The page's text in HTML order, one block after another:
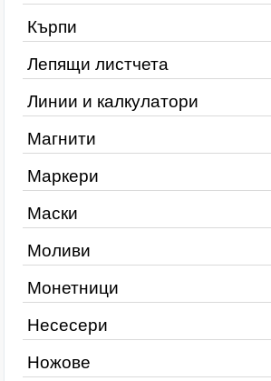
Кърпи
Лепящи листчета
Линии и калкулатори
Магнити
Маркери
Маски
Моливи
Монетници
Несесери
Ножове